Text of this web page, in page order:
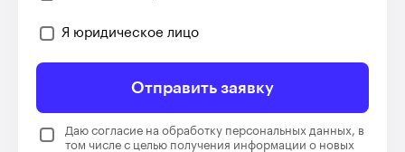
Я юридическое лицо
Отправить заявку
Даю согласие на обработку персональных данных, в
том числе с целью получения информации о новых